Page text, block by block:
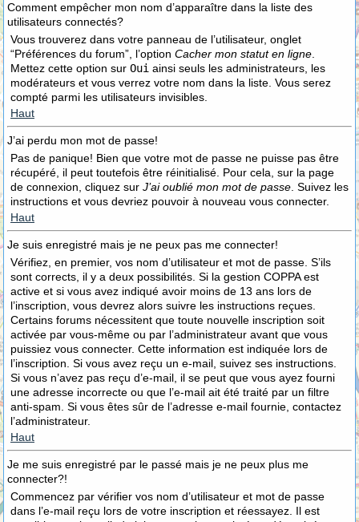
Comment empêcher mon nom d’apparaître dans la liste des
utilisateurs connectés?
Vous trouverez dans votre panneau de l’utilisateur, onglet
“Préférences du forum”, l’option Cacher mon statut en ligne
Mettez cette option sur Oui ainsi seuls les administrateurs, les
modérateurs et vous verrez votre nom dans la liste. Vous serez
compté parmi les utilisateurs invisibles.
Haut
J’ai perdu mon mot de passe!
Pas de panique! Bien que votre mot de passe ne puisse pas être
récupéré, il peut toutefois être réinitialisé. Pour cela, sur la page
de connexion, cliquez sur J’ai oublié mon mot de passe . Suivez les
instructions et vous devriez pouvoir à nouveau vous connecter.
Haut
Je suis enregistré mais je ne peux pas me connecter!
Vérifiez, en premier, vos nom d’utilisateur et mot de passe. S’ils
sont corrects, il y a deux possibilités. Si la gestion COPPA est
active et si vous avez indiqué avoir moins de 13 ans lors de
l’inscription, vous devrez alors suivre les instructions reçues.
Certains forums nécessitent que toute nouvelle inscription soit
activée par vous-même ou par l’administrateur avant que vous
puissiez vous connecter. Cette information est indiquée lors de
l’inscription. Si vous avez reçu un e-mail, suivez ses instructions.
Si vous n’avez pas reçu d’e-mail, il se peut que vous ayez fourni
une adresse incorrecte ou que l’e-mail ait été traité par un filtre
anti-spam. Si vous êtes sûr de l’adresse e-mail fournie, contactez
l’administrateur.
Haut
Je me suis enregistré par le passé mais je ne peux plus me
connecter?!
Commencez par vérifier vos nom d’utilisateur et mot de passe
dans l’e-mail reçu lors de votre inscription et réessayez. Il est